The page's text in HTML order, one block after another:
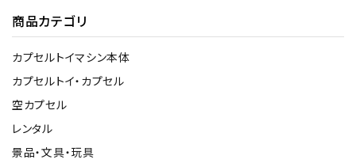
商品カテゴリ
カプセルトイマシン本体
カプセルトイ・カプセル
空カプセル
レンタル
景品・文具・玩具